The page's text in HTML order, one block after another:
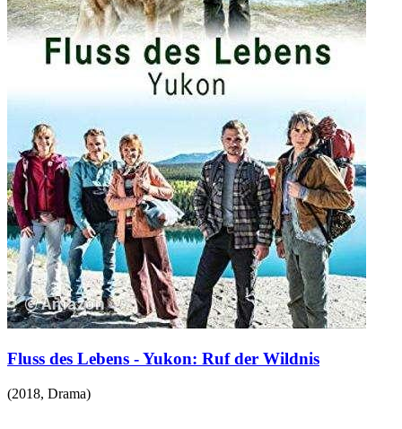
Fluss des Lebens - Yukon: Ruf der Wildnis
(2018, Drama)